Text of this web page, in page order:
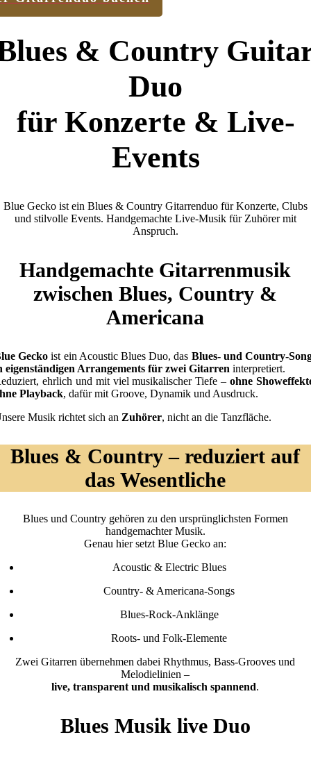
& Country
Duo
für Konzerte & Live-
Events
Blue Gecko ist ein Blues & Country Gitarrenduo für Konzerte, Clubs
und stilvolle Events. Handgemachte Live-Musik für Zuhörer mit
Anspruch.
Handgemachte Gitarrenmusik
zwischen Blues, Country &
Americana
Gecko ist ein Acoustic Blues Duo, das Blues- und Country-
eigenständigen Arrangements für zwei Gitarren interpretiert.
ehrlich und mit viel musikalischer Tiefe –ohne
Playback, dafür mit Groove, Dynamik und Ausdruck.
Musik richtet sich an Zuhörer, nicht an die Tanzfläche.
Blues & Country – reduziert auf
das Wesentliche
Blues und Country gehören zu den ursprünglichsten Formen
handgemachter Musik.
Genau hier setzt Blue Gecko an:
Acoustic & Electric Blues
Country- & Americana-Songs
Blues-Rock-Anklänge
Roots- und Folk-Elemente
Zwei Gitarren übernehmen dabei Rhythmus, Bass-Grooves und
Melodielinien –
live, transparent und musikalisch spannend.
Blues Musik live Duo